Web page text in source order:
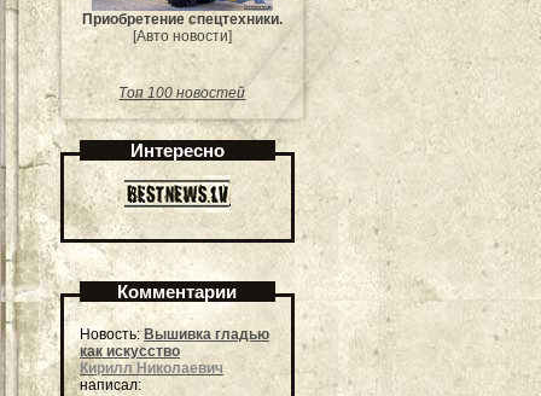
Приобретение спецтехники.
[Авто новости]
Топ 100 новостей
Интересно
Комментарии
Новость: Вышивка гладью
как искусство
Кирилл Николаевич
написал: